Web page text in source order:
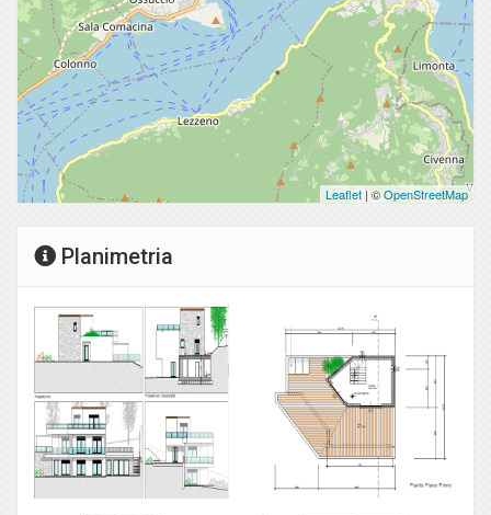
Leaflet | ©OpenStreetMap
Planimetria